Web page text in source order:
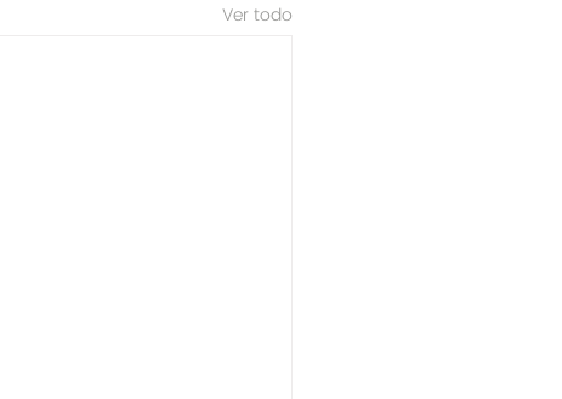
Ver todo